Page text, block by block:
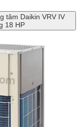
tâm Daikin VRV IV
18 HP